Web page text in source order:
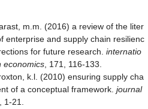
m.m. (2016) a review of the liter
enterprise and supply chain resilienc
for future research. internatio
economics , 171, 116-133.
k.l. (2010) ensuring supply cha
of a conceptual framework. journal
1-21.